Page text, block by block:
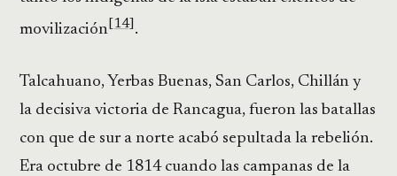
movilización [14] .
Talcahuano, Yerbas Buenas, San Carlos, Chillán y
la decisiva victoria de Rancagua, fueron las batallas
con que de sur a norte acabó sepultada la rebelión.
Era octubre de 1814 cuando las campanas de la